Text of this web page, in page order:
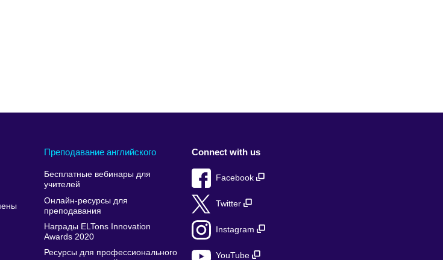
Преподавание английского
Бесплатные вебинары для
учителей
Онлайн-ресурсы для
преподавания
Награды ELTons Innovation
Awards 2020
Ресурсы для профессионального
Connect with us
Facebook
Twitter
Instagram
YouTube